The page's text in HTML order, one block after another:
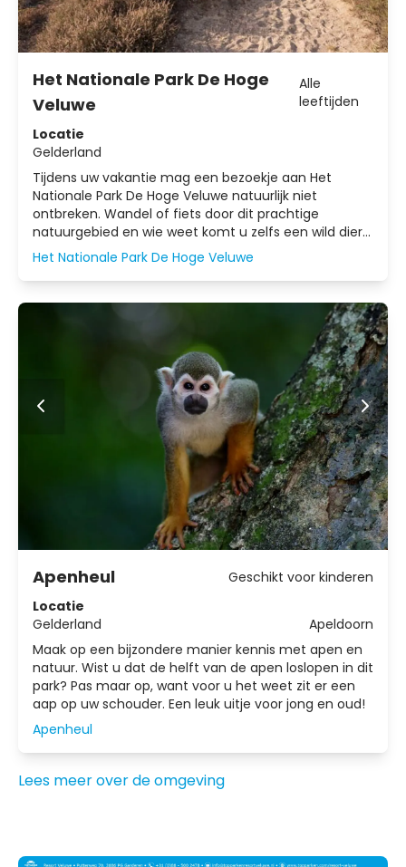
Het Nationale Park De Hoge
Veluwe
Alle
leeftijden
Locatie
Gelderland
Tijdens uw vakantie mag een bezoekje aan Het
Nationale Park De Hoge Veluwe natuurlijk niet
ontbreken. Wandel of fiets door dit prachtige
natuurgebied en wie weet komt u zelfs een wild dier
tegen. Ontdek het stuifzand, de prachtige bossen en
uitgestrekte heidevelden.
Het Nationale Park De Hoge Veluwe
Apenheul
Geschikt voor kinderen
Locatie
Gelderland
Apeldoorn
Maak op een bijzondere manier kennis met apen en
natuur. Wist u dat de helft van de apen loslopen in dit
park? Pas maar op, want voor u het weet zit er een
aap op uw schouder. Een leuk uitje voor jong en oud!
Apenheul
Lees meer over de omgeving